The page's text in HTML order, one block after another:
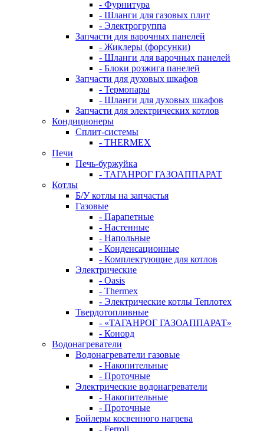
- Фурнитура
- Шланги для газовых плит
- Электрогруппа
Запчасти для варочных панелей
- Жиклеры (форсунки)
- Шланги для варочных панелей
- Блоки розжига панелей
Запчасти для духовых шкафов
- Термопары
- Шланги для духовых шкафов
Запчасти для электрических котлов
Кондиционеры
Сплит-системы
- THERMEX
Печи
Печь-буржуйка
- ТАГАНРОГ ГАЗОАППАРАТ
Котлы
Б/У котлы на запчастья
Газовые
- Парапетные
- Настенные
- Напольные
- Конденсационные
- Комплектующие для котлов
Электрические
- Oasis
- Thermex
- Электрические котлы Теплотех
Твердотопливные
- «ТАГАНРОГ ГАЗОАППАРАТ»
- Конорд
Водонагреватели
Водонагреватели газовые
- Накопительные
- Проточные
Электрические водонагреватели
- Накопительные
- Проточные
Бойлеры косвенного нагрева
- Ferroli